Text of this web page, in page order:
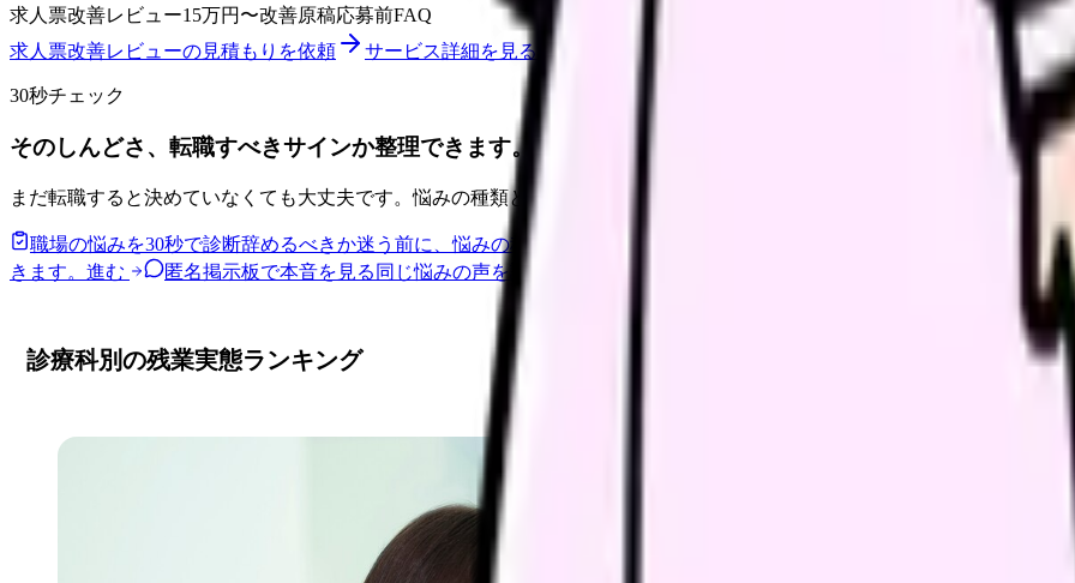
求人票改善レビュー15万円〜改善原稿応募前FAQ
求人票改善レビューの見積もりを依頼
サービス詳細を見る
30秒チェック
そのしんどさ、転職すべきサインか整理できます。
まだ転職すると決めていなくても大丈夫です。悩みの種類と続いている期間から、次に見るべき記事と相談先を出します。
職場の悩みを30秒で診断辞めるべきか迷う前に、悩みの種類と次の一歩を整理します。 給料コンパスで比較する
きます。 進む 匿名掲示板で本音を見る 同じ悩みの声を読んで、今の職場だけの問題か確かめられます。
診療科別の残業実態ランキング